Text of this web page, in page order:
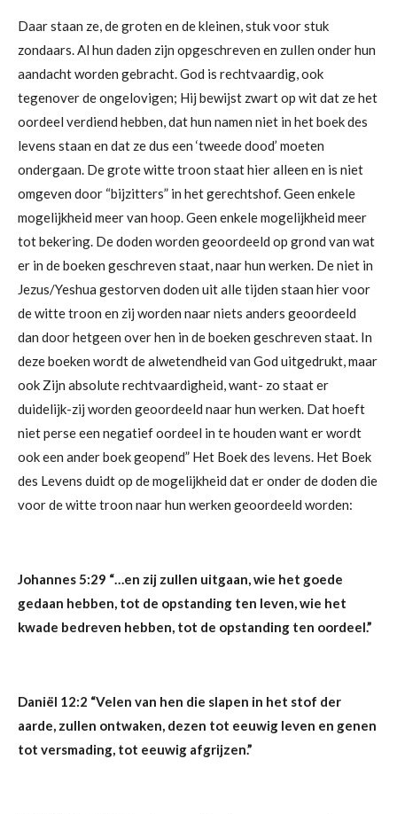
Daar staan ze, de groten en de kleinen, stuk voor stuk
zondaars. Al hun daden zijn opgeschreven en zullen onder hun
aandacht worden gebracht. God is rechtvaardig, ook
tegenover de ongelovigen; Hij bewijst zwart op wit dat ze het
oordeel verdiend hebben, dat hun namen niet in het boek des
levens staan en dat ze dus een ‘tweede dood’ moeten
ondergaan. De grote witte troon staat hier alleen en is niet
omgeven door “bijzitters” in het gerechtshof. Geen enkele
mogelijkheid meer van hoop. Geen enkele mogelijkheid meer
tot bekering. De doden worden geoordeeld op grond van wat
er in de boeken geschreven staat, naar hun werken. De niet in
Jezus/Yeshua gestorven doden uit alle tijden staan hier voor
de witte troon en zij worden naar niets anders geoordeeld
dan door hetgeen over hen in de boeken geschreven staat. In
deze boeken wordt de alwetendheid van God uitgedrukt, maar
ook Zijn absolute rechtvaardigheid, want- zo staat er
duidelijk-zij worden geoordeeld naar hun werken. Dat hoeft
niet perse een negatief oordeel in te houden want er wordt
ook een ander boek geopend” Het Boek des levens. Het Boek
des Levens duidt op de mogelijkheid dat er onder de doden die
voor de witte troon naar hun werken geoordeeld worden:
Johannes 5:29 “…en zij zullen uitgaan, wie het goede
gedaan hebben, tot de opstanding ten leven, wie het
kwade bedreven hebben, tot de opstanding ten oordeel.”
Daniël 12:2 “Velen van hen die slapen in het stof der
aarde, zullen ontwaken, dezen tot eeuwig leven en genen
tot versmading, tot eeuwig afgrijzen.”